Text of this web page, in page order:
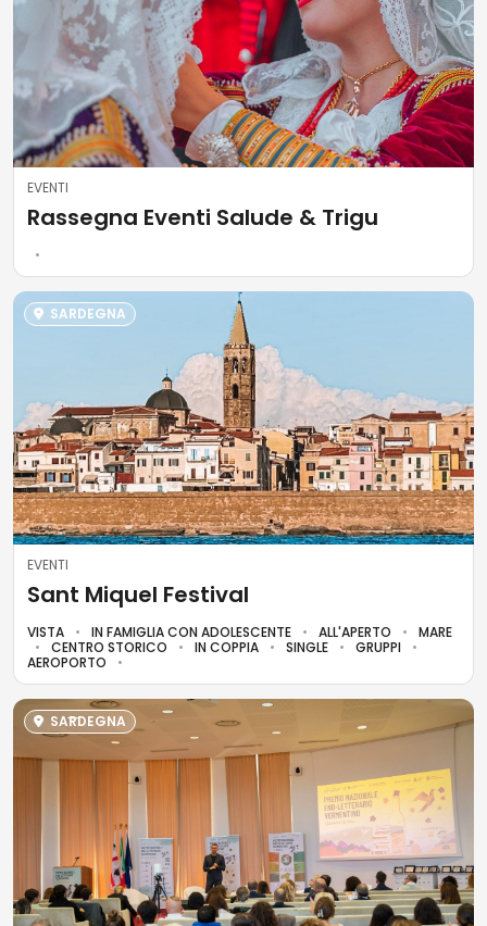
EVENTI
Rassegna Eventi Salude & Trigu
SARDEGNA
EVENTI
Sant Miquel Festival
VISTA IN FAMIGLIA CON ADOLESCENTE ALL'APERTO
MARE
CENTRO STORICO
IN COPPIA SINGLE
GRUPPI
AEROPORTO
SARDEGNA